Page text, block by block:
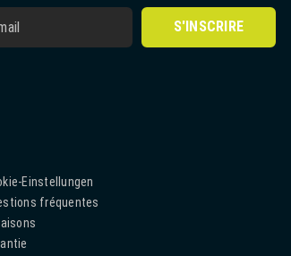
S'INSCRIRE
Einstellungen
fréquentes